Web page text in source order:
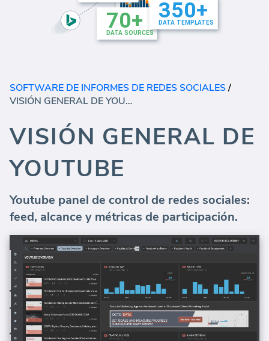
SOFTWARE DE INFORMES DE REDES SOCIALES/
VISIÓN GENERAL DE YOUTUBE
VISIÓN GENERAL DE
YOUTUBE
Youtube panel de control de redes sociales:
feed, alcance y métricas de participación.